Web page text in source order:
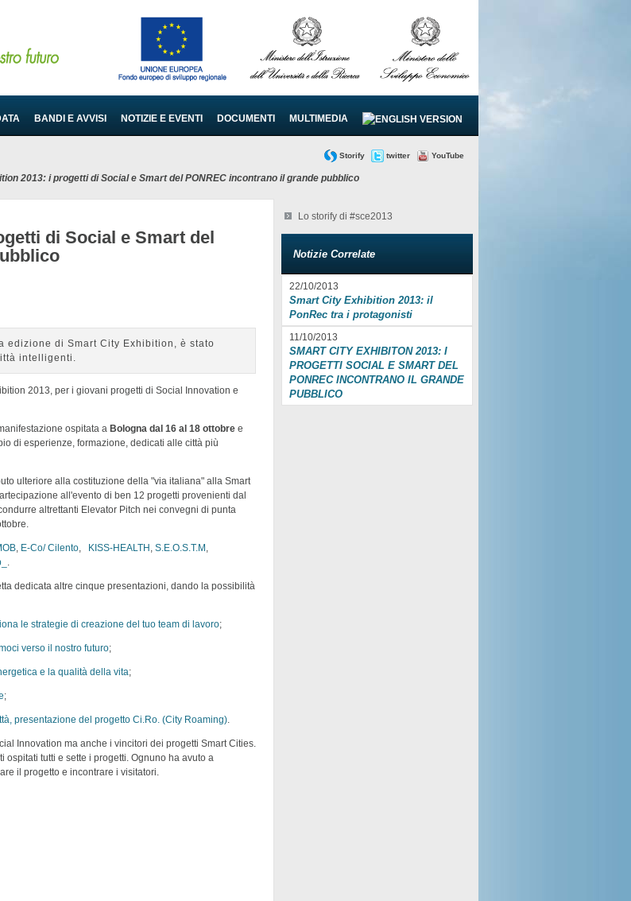
BANDI E AVVISI NOTIZIE E EVENTI DOCUMENTI MULTIMEDIA
Storify twitter YouTube
2013: i progetti di Social e Smart del PONREC incontrano il grande pubblico
di Social e Smart del
edizione di Smart City Exhibition, è stato
intelligenti.
2013, per i giovani progetti di Social Innovation e
ospitata a Bologna dal 16 al 18 ottobre e
di esperienze, formazione, dedicati alle città più
ulteriore alla costituzione della "via italiana" alla Smart
all'evento di ben 12 progetti provenienti dal
altrettanti Elevator Pitch nei convegni di punta
E-Co/ Cilento KISS-HEALTH S.E.O.S.T.M
dedicata altre cinque presentazioni, dando la possibilità
le strategie di creazione del tuo team di lavoro;
verso il nostro futuro;
e la qualità della vita;
;
presentazione del progetto Ci.Ro. (City Roaming)
Innovation ma anche i vincitori dei progetti Smart Cities.
tutti e sette i progetti. Ognuno ha avuto a
il progetto e incontrare i visitatori.
Lo storify di #sce2013
Notizie Correlate
22/10/2013
Smart City Exhibition 2013: il
PonRec tra i protagonisti
11/10/2013
SMART CITY EXHIBITON 2013: I
PROGETTI SOCIAL E SMART DEL
PONREC INCONTRANO IL GRANDE
PUBBLICO